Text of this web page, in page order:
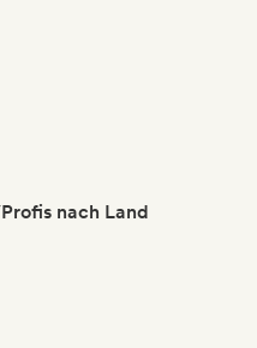
nach Land